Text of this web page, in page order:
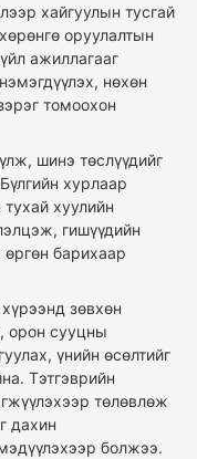
хайгуулын тусгай
оруулалтын
ажиллагааг
нөхөн
томоохон
шинэ төслүүдийг
хурлаар
тухай хуулийн
гишүүдийн
барихаар
зөвхөн
орон сууцны
үнийн өсөлтийг
Тэтгэврийн
төлөвлөж
дахин
болжээ.